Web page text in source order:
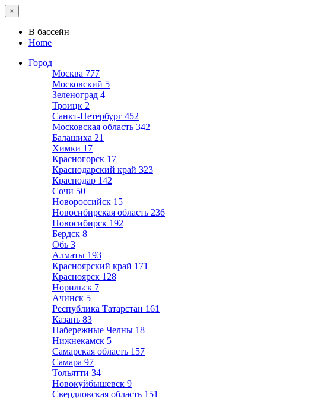
×
В бассейн
Home
Город
Москва 777
Московский 5
Зеленоград 4
Троицк 2
Санкт-Петербург 452
Московская область 342
Балашиха 21
Химки 17
Красногорск 17
Краснодарский край 323
Краснодар 142
Сочи 50
Новороссийск 15
Новосибирская область 236
Новосибирск 192
Бердск 8
Обь 3
Алматы 193
Красноярский край 171
Красноярск 128
Норильск 7
Ачинск 5
Республика Татарстан 161
Казань 83
Набережные Челны 18
Нижнекамск 5
Самарская область 157
Самара 97
Тольятти 34
Новокуйбышевск 9
Свердловская область 151